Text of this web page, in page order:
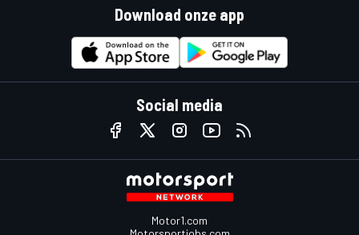
Download onze app
Social media
Motor1.com